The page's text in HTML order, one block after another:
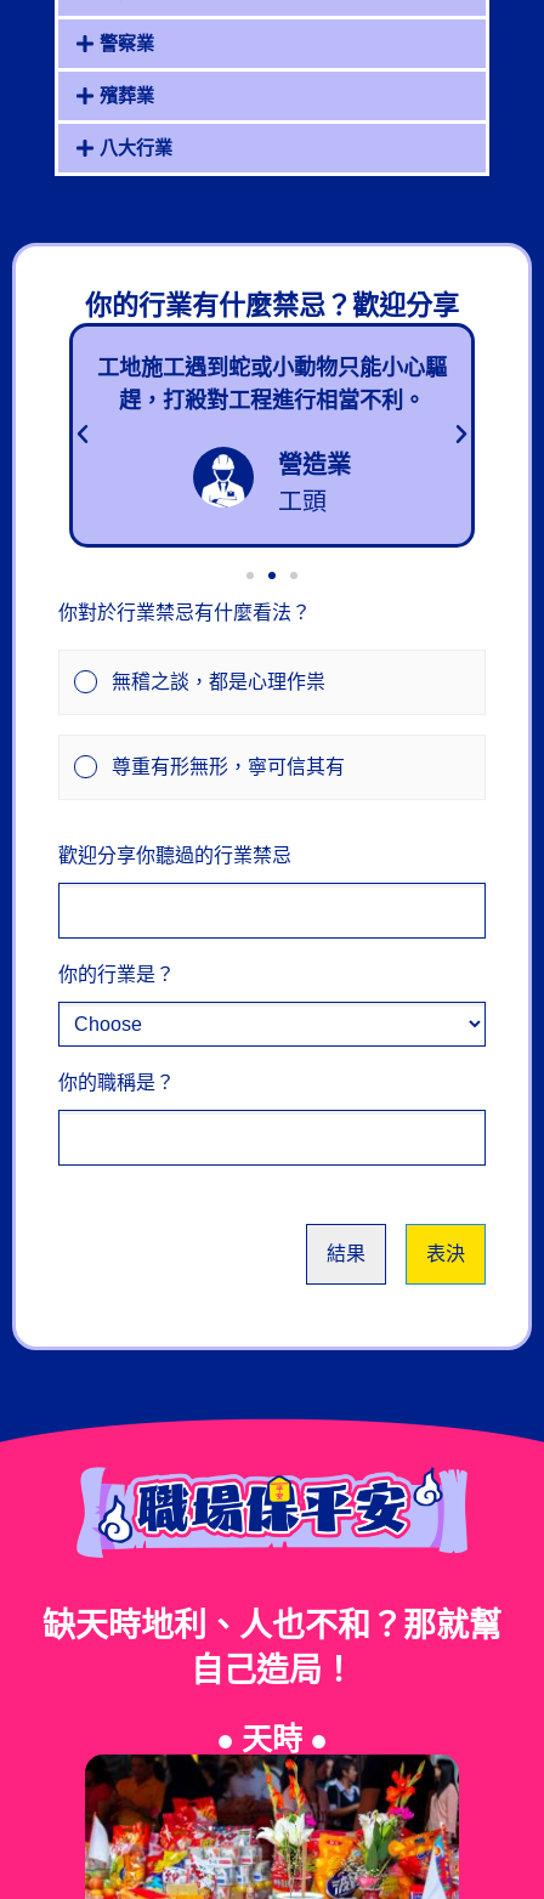
警察業
殯葬業
八大行業
你的行業有什麼禁忌？歡迎分享​
工地施工遇到蛇或小動物只能小心驅
趕，打殺對工程進行相當不利。
營造業
工頭
你對於行業禁忌有什麼看法？
無稽之談，都是心理作祟
尊重有形無形，寧可信其有
歡迎分享你聽過的行業禁忌
你的行業是？
你的職稱是？
結果 表決
缺天時地利、人也不和？那就幫
自己造局！
● 天時 ●